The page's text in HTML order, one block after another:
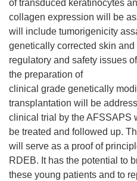
of transduced keratinocytes
collagen expression will be
will include tumorigenicity
genetically corrected skin
regulatory and safety issues
the preparation of
clinical grade genetically
transplantation will be
clinical trial by the AFSSAPS
be treated and followed up.
will serve as a proof of
RDEB. It has the potential to
these young patients and to